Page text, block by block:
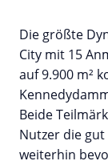
Die größte
City mit 15
auf 9.900 m²
Beide
Nutzer die
weiterhin